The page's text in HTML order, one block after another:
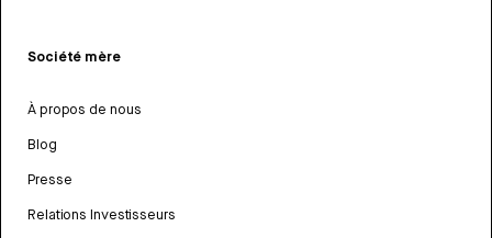
Société mère
À propos de nous
Blog
Presse
Relations Investisseurs